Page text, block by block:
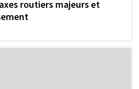
routiers majeurs et